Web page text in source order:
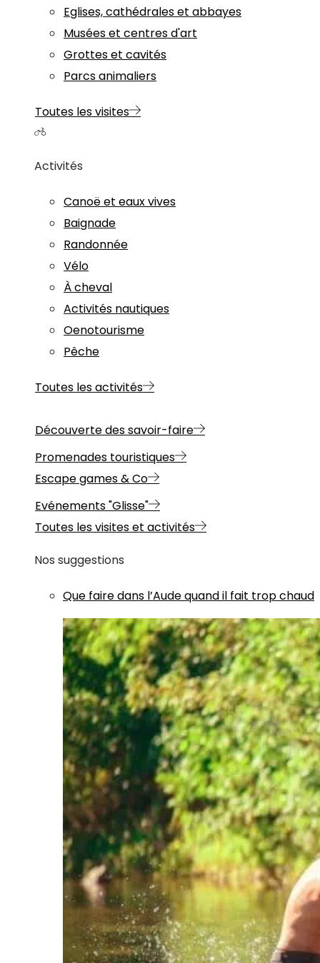
Eglises, cathédrales et abbayes
Musées et centres d'art
Grottes et cavités
Parcs animaliers
Toutes les visites
Activités
Canoë et eaux vives
Baignade
Randonnée
Vélo
À cheval
Activités nautiques
Oenotourisme
Pêche
Toutes les activités
Découverte des savoir-faire
Promenades touristiques
Escape games & Co
Evénements "Glisse"
Toutes les visites et activités
Nos suggestions
Que faire dans l’Aude quand il fait trop chaud